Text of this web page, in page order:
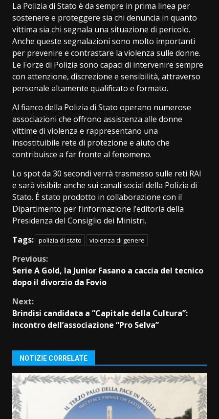
La Polizia di Stato è da sempre in prima linea per
sostenere e proteggere sia chi denuncia in quanto
vittima sia chi segnala una situazione di pericolo.
Anche queste segnalazioni sono molto importanti
per prevenire e contrastare la violenza sulle donne.
Le Forze di Polizia sono capaci di intervenire sempre
con attenzione, discrezione e sensibilità, attraverso
personale altamente qualificato e formato.
Al fianco della Polizia di Stato operano numerose
associazioni che offrono assistenza alle donne
vittime di violenza e rappresentano una
insostituibile rete di protezione e aiuto che
contribuisce a far fronte al fenomeno.
Lo spot da 30 secondi verrà trasmesso sulle reti RAI
e sarà visibile anche sui canali social della Polizia di
Stato. È stato prodotto in collaborazione con il
Dipartimento per l’informazione l’editoria della
Presidenza del Consiglio dei Ministri.
Tags: polizia di stato violenza di genere
Continue
Reading
Previous:
Serie A Gold, la Junior Fasano a caccia del tecnico
dopo il divorzio da Fovio
Next:
Brindisi candidata a “Capitale della Cultura”:
incontro dell’associazione “Pro Selva”
NOTIZIE CORRELATE